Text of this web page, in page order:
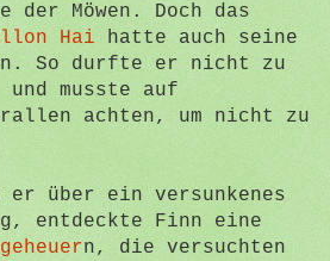
der Möwen. Doch das
Hai hatte auch seine
So durfte er nicht zu
musste auf
achten, um nicht zu
er über ein versunkenes
entdeckte Finn eine
n, die versuchten